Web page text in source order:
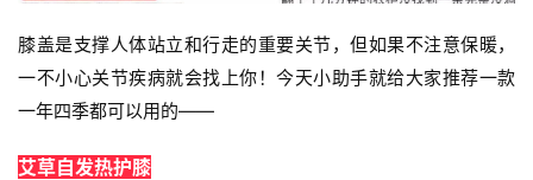
膝盖是支撑人体站立和行走的重要关节， 但如果不注意保暖，
一不小心关节疾病就会找上你！今天小助手就给大家推荐一款
一年四季都可以用的——
艾草自发热护膝